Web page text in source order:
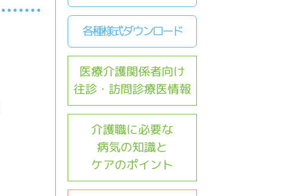
各種様式ダウンロード
医療介護関係者向け
往診・訪問診療医情報
介護職に必要な
病気の知識と
ケアのポイント